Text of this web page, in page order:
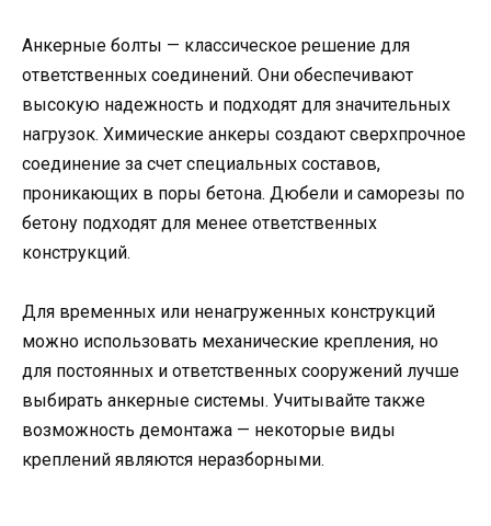
Анкерные болты — классическое решение для
ответственных соединений. Они обеспечивают
высокую надежность и подходят для значительных
нагрузок. Химические анкеры создают сверхпрочное
соединение за счет специальных составов,
проникающих в поры бетона. Дюбели и саморезы по
бетону подходят для менее ответственных
конструкций.
Для временных или ненагруженных конструкций
можно использовать механические крепления, но
для постоянных и ответственных сооружений лучше
выбирать анкерные системы. Учитывайте также
возможность демонтажа — некоторые виды
креплений являются неразборными.